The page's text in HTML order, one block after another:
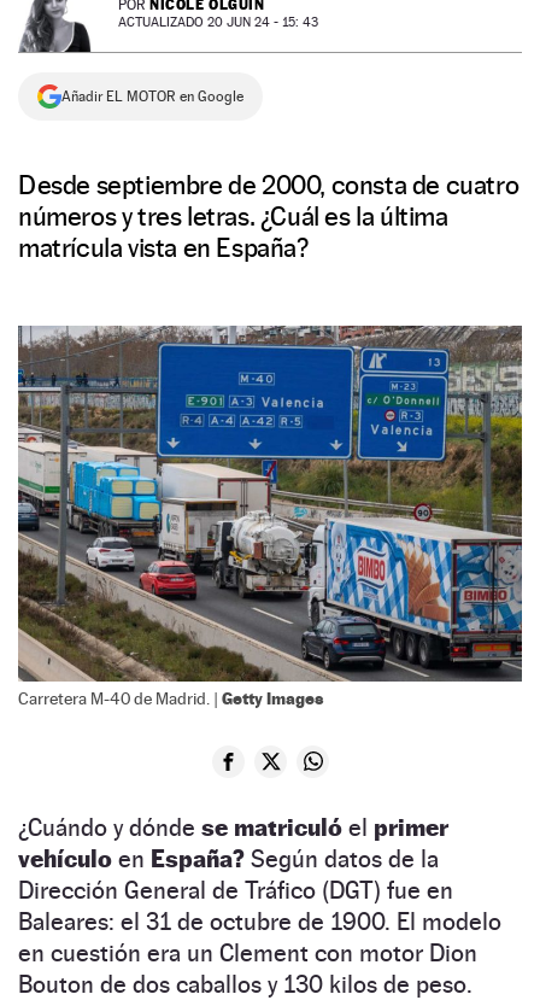
NEWSLETTER
SÍGUENOS
POR NICOLE OLGUÍN
ACTUALIZADO 20 JUN 24 - 15: 43
Añadir EL MOTOR en Google
Desde septiembre de 2000, consta de cuatro
números y tres letras. ¿Cuál es la última
matrícula vista en España?
Carretera M-40 de Madrid. | Getty Images
¿Cuándo y dónde se matriculó el primer
vehículo en España? Según datos de la
Dirección General de Tráfico (DGT) fue en
Baleares: el 31 de octubre de 1900. El modelo
en cuestión era un Clement con motor Dion
Bouton de dos caballos y 130 kilos de peso.